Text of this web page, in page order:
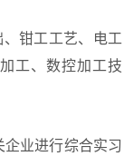
钳工工艺、电工
工、数控加工技
业进行综合实习